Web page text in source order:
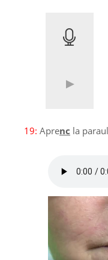
19: Aprenc la